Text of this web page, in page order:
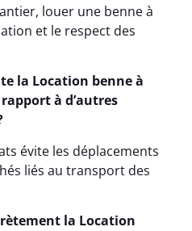
louer une benne à
et le respect des
la Location benne à
à d’autres
évite les déplacements
liés au transport des
la Location